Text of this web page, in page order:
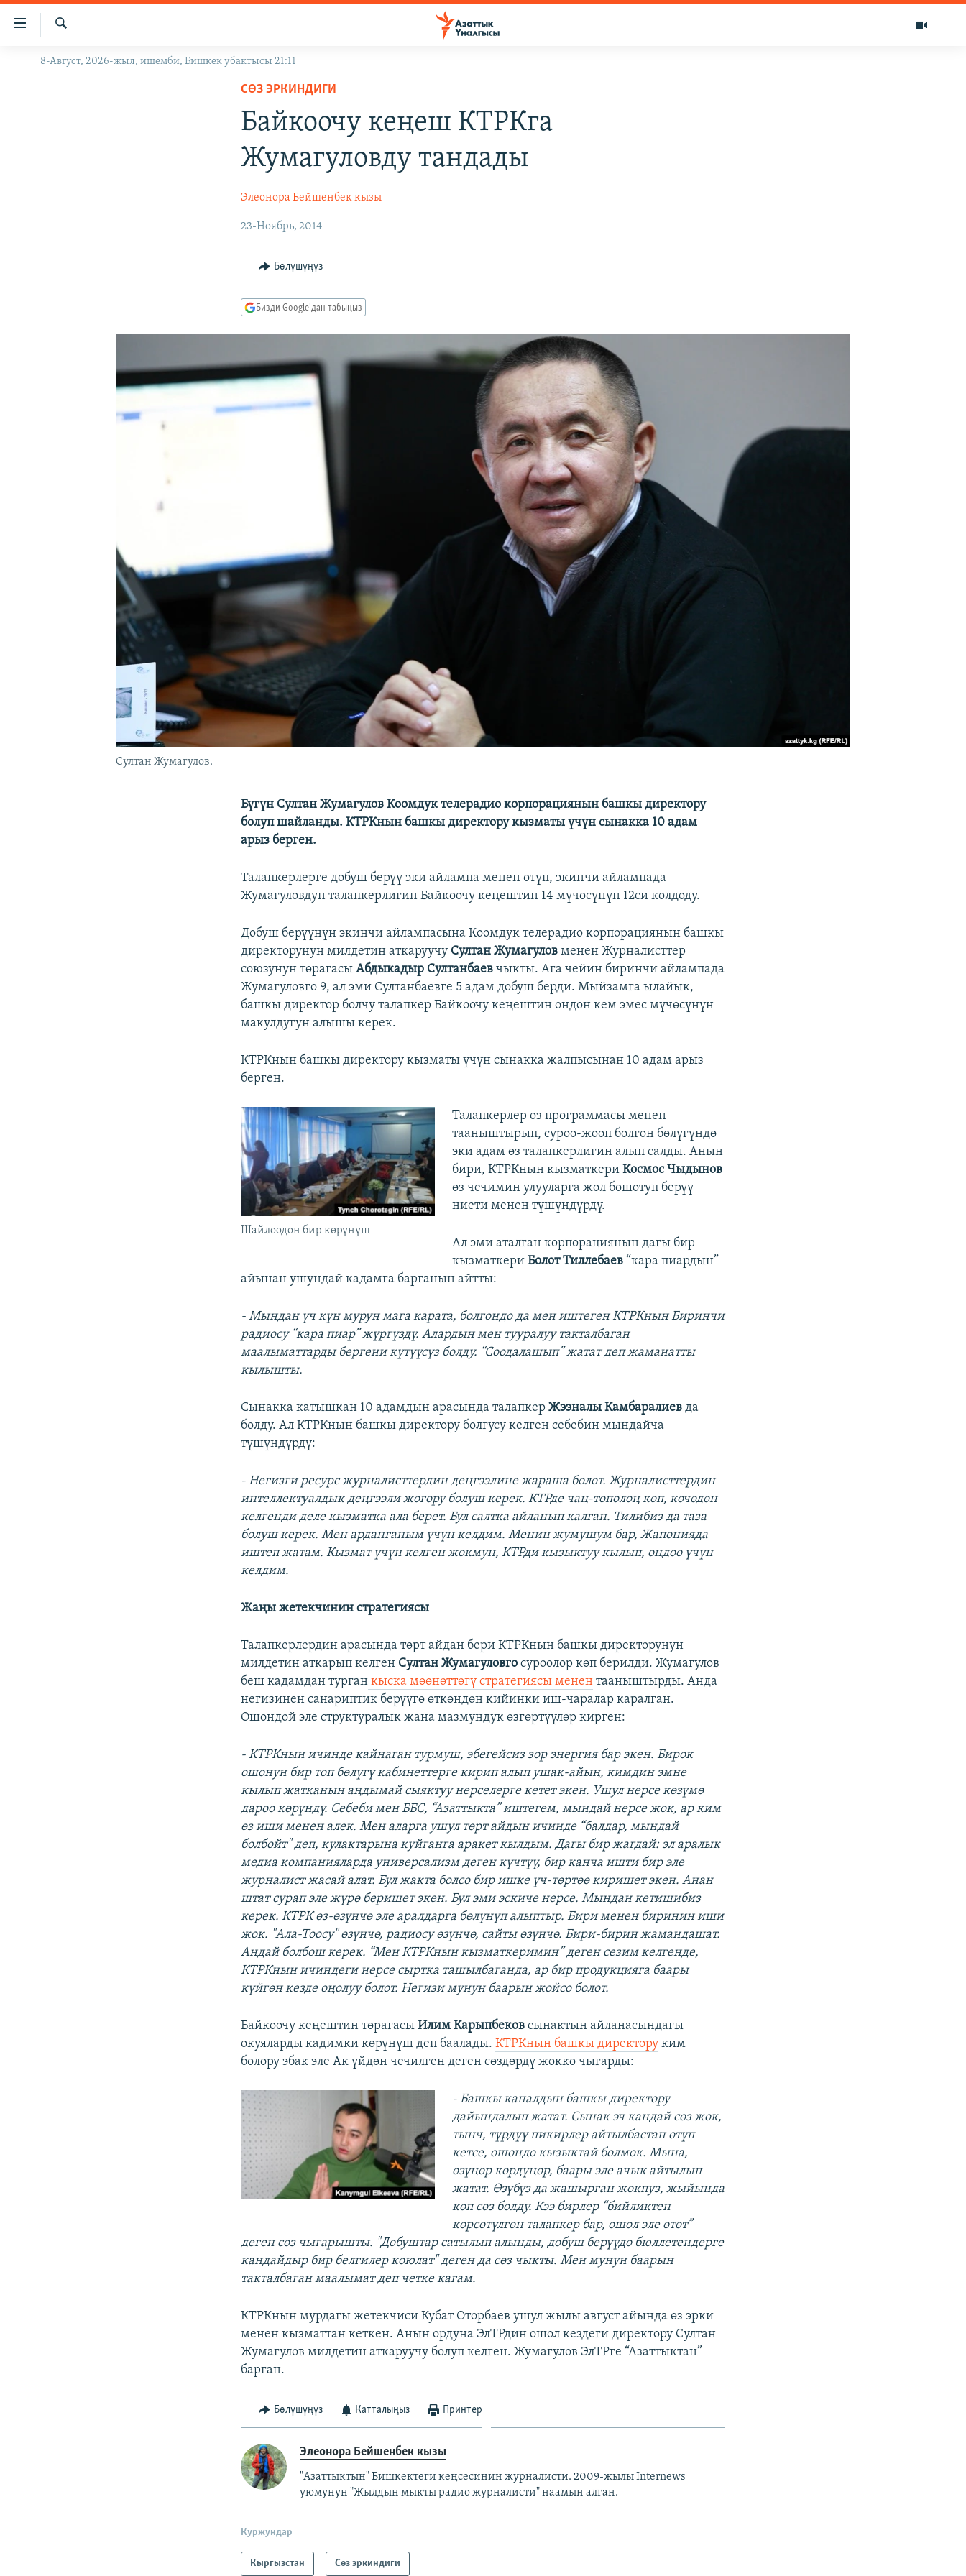
Линктер
Мазмунга
Навигацияга
ЖАҢЫЛЫКТАР
ЫҢГАЙСЫЗ СУРООЛОР
Издөө
8-Август, 2026-жыл, ишемби, Бишкек убактысы 21:11
СӨЗ ЭРКИНДИГИ
Байкоочу кеңеш КТРКга
Жумагуловду тандады
Элеонора Бейшенбек кызы
23-Ноябрь, 2014
Бөлүшүңүз
Бизди Google'дан табыңыз
Султан Жумагулов.
Бүгүн Султан Жумагулов Коомдук телерадио корпорациянын башкы директору
болуп шайланды. ​​КТРКнын башкы директору кызматы үчүн сынакка 10 адам
арыз берген.
Талапкерлерге добуш берүү эки айлампа менен өтүп, экинчи айлампада
Жумагуловдун талапкерлигин Байкоочу кеңештин 14 мүчөсүнүн 12си колдоду.
Добуш берүүнүн экинчи айлампасына Коомдук телерадио корпорациянын башкы
директорунун милдетин аткаруучу Султан Жумагулов менен Журналисттер
союзунун төрагасы Абдыкадыр Султанбаев чыкты. Ага чейин биринчи айлампада
Жумагуловго 9, ал эми Султанбаевге 5 адам добуш берди. Мыйзамга ылайык,
башкы директор болчу талапкер Байкоочу кеңештин ондон кем эмес мүчөсүнүн
макулдугун алышы керек.
КТРКнын башкы директору кызматы үчүн сынакка жалпысынан 10 адам арыз
берген.
Шайлоодон бир көрүнүш
​Талапкерлер өз программасы менен
тааныштырып, суроо-жооп болгон бөлүгүндө
эки адам өз талапкерлигин алып салды. Анын
бири, КТРКнын кызматкери Космос Чыдынов
өз чечимин улууларга жол бошотуп берүү
ниети менен түшүндүрдү.
Ал эми аталган корпорациянын дагы бир
кызматкери Болот Тиллебаев “кара пиардын”
айынан ушундай кадамга барганын айтты:
- Мындан үч күн мурун мага карата, болгондо да мен иштеген КТРКнын Биринчи
радиосу “кара пиар” жүргүздү. Алардын мен тууралуу такталбаган
маалыматтарды бергени күтүүсүз болду. “Соодалашып” жатат деп жаманатты
кылышты.
Сынакка катышкан 10 адамдын арасында талапкерЖээналы Камбаралиев да
болду. Ал КТРКнын башкы директору болгусу келген себебин мындайча
түшүндүрдү:
- Негизги ресурс журналисттердин деңгээлине жараша болот. Журналисттердин
интеллектуалдык деңгээли жогору болуш керек. КТРде чаң-тополоң көп, көчөдөн
келгенди деле кызматка ала берет. Бул салтка айланып калган. Тилибиз да таза
болуш керек. Мен арданганым үчүн келдим. Менин жумушум бар, Жапонияда
иштеп жатам. Кызмат үчүн келген жокмун, КТРди кызыктуу кылып, оңдоо үчүн
келдим.
Жаңы жетекчинин стратегиясы
Талапкерлердин арасында төрт айдан бери КТРКнын башкы директорунун
милдетин аткарып келген Султан Жумагуловгосуроолор көп берилди. Жумагулов
беш кадамдан турган кыска мөөнөттөгү стратегиясы менен тааныштырды. Анда
негизинен санариптик берүүгө өткөндөн кийинки иш-чаралар каралган.
Ошондой эле структуралык жана мазмундук өзгөртүүлөр кирген:
- КТРКнын ичинде кайнаган турмуш, эбегейсиз зор энергия бар экен. Бирок
ошонун бир топ бөлүгү кабинеттерге кирип алып ушак-айың, кимдин эмне
кылып жатканын аңдымай сыяктуу нерселерге кетет экен. Ушул нерсе көзүмө
дароо көрүндү. Себеби мен ББС, “Азаттыкта” иштегем, мындай нерсе жок, ар ким
өз иши менен алек. Мен аларга ушул төрт айдын ичинде “балдар, мындай
болбойт" деп, кулактарына куйганга аракет кылдым. Дагы бир жагдай: эл аралык
медиа компанияларда универсализм деген күчтүү, бир канча ишти бир эле
журналист жасай алат. Бул жакта болсо бир ишке үч-төртөө киришет экен. Анан
штат сурап эле жүрө беришет экен. Бул эми эскиче нерсе. Мындан кетишибиз
керек. КТРК өз-өзүнчө эле аралдарга бөлүнүп алыптыр. Бири менен биринин иши
жок. "Ала-Тоосу" өзүнчө, радиосу өзүнчө, сайты өзүнчө. Бири-бирин жамандашат.
Андай болбош керек. “Мен КТРКнын кызматкеримин” деген сезим келгенде,
КТРКнын ичиндеги нерсе сыртка ташылбаганда, ар бир продукцияга баары
күйгөн кезде оңолуу болот. Негизи мунун баарын жойсо болот.
Байкоочу кеңештин төрагасыИлим Карыпбеков сынактын айланасындагы
окуяларды кадимки көрүнүш деп баалады.КТРКнын башкы директору ким
болору эбак эле Ак үйдөн чечилген деген сөздөрдү жокко чыгарды:
- Башкы каналдын башкы директору
дайындалып жатат. Сынак эч кандай сөз жок,
тынч, түрдүү пикирлер айтылбастан өтүп
кетсе, ошондо кызыктай болмок. Мына,
өзүңөр көрдүңөр, баары эле ачык айтылып
жатат. Өзүбүз да жашырган жокпуз, жыйында
көп сөз болду. Кээ бирлер “бийликтен
көрсөтүлгөн талапкер бар, ошол эле өтөт”
деген сөз чыгарышты. "Добуштар сатылып алынды, добуш берүүдө бюллетендерге
кандайдыр бир белгилер коюлат" деген да сөз чыкты. Мен мунун баарын
такталбаган маалымат деп четке кагам.
КТРКнын мурдагы жетекчиси Кубат Оторбаев ушул жылы август айында өз эрки
менен кызматтан кеткен. Анын ордуна ЭлТРдин ошол кездеги директору Султан
Жумагулов милдетин аткаруучу болуп келген. Жумагулов ЭлТРге “Азаттыктан”
барган.
Бөлүшүңүз Катталыңыз Принтер
Элеонора Бейшенбек кызы
"Азаттыктын" Бишкектеги кеңсесинин журналисти. 2009-жылы Internews
уюмунун "Жылдын мыкты радио журналисти" наамын алган.
Куржундар
Кыргызстан Сөз эркиндиги